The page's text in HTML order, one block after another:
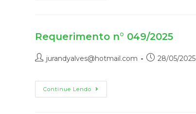
Requerimento n° 049/2025
jurandyalves@hotmail.com 28/05/2025
Continue Lendo